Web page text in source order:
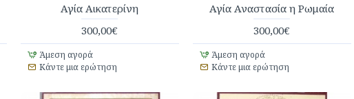
Αγία Αικατερίνη
300,00€
Άμεση αγορά
Κάντε μια ερώτηση
Αγία Αναστασία η Ρωμαία
300,00€
Άμεση αγορά
Κάντε μια ερώτηση